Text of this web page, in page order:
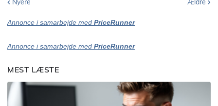
Nyere Ældre
Annonce i samarbejde med PriceRunner
Annonce i samarbejde med PriceRunner
MEST LÆSTE